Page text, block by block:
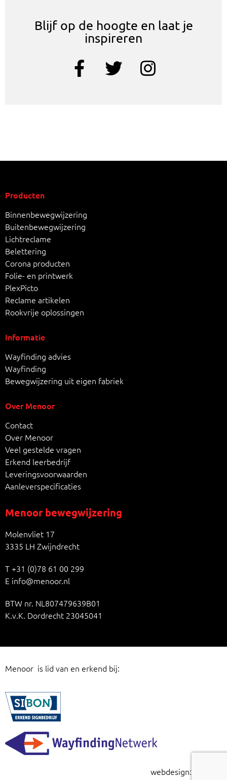
Blijf op de hoogte en laat je
inspireren
Producten
Binnenbewegwijzering
Buitenbewegwijzering
Lichtreclame
Belettering
Corona producten
Folie- en printwerk
PlexPicto
Reclame artikelen
Rookvrije oplossingen
Informatie
Wayfinding advies
Wayfinding
Bewegwijzering uit eigen fabriek
Over Menoor
Contact
Over Menoor
Veel gestelde vragen
Erkend leerbedrijf
Leveringsvoorwaarden
Aanleverspecificaties
Menoor bewegwijzering
Molenvliet 17
3335 LH Zwijndrecht
T+31 (0)78 61 00 299
E info@menoor.nl
BTW nr. NL807479639B01
K.v.K. Dordrecht 23045041
Menoor is lid van en erkend bij:
webdesign: